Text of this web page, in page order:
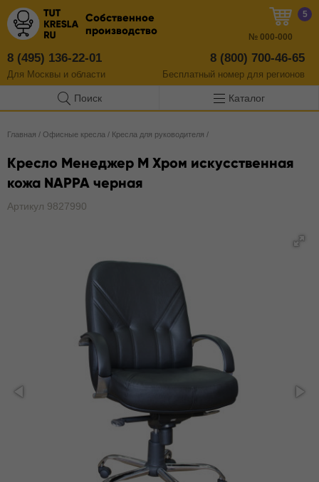
Собственное
производство
8 (495) 136-22-01
Для Москвы и области
8 (800) 700-46-65
Бесплатный номер для регионов
5
№ 000-000
Поиск Каталог
Главная / Офисные кресла / Кресла для руководителя /
Кресло Менеджер M Хром искусственная
кожа NAPPA черная
Артикул 9827990